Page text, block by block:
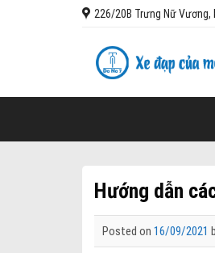
226/20B Trưng Nữ Vương,
Hướng dẫn
Posted on 16/09/2021